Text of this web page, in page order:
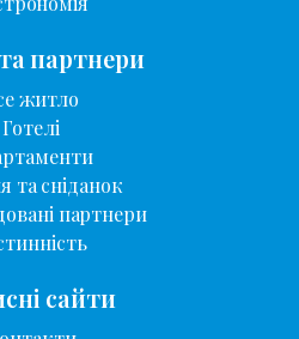
партнери
житло
Готелі
та сніданок
партнери
сайти